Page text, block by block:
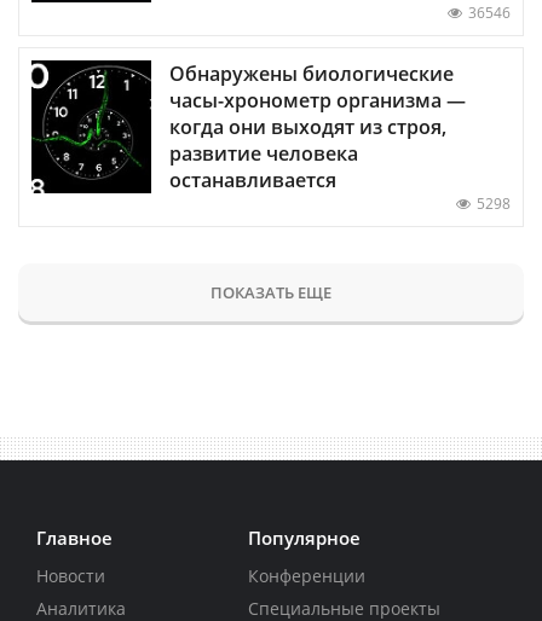
36546
Обнаружены биологические
часы-хронометр организма —
когда они выходят из строя,
развитие человека
останавливается
5298
ПОКАЗАТЬ ЕЩЕ
Главное
Новости
Аналитика
Популярное
Конференции
Специальные проекты